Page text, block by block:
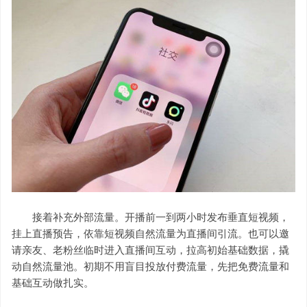
接着补充外部流量。开播前一到两小时发布垂直短视频，
挂上直播预告，依靠短视频自然流量为直播间引流。也可以邀
请亲友、老粉丝临时进入直播间互动，拉高初始基础数据，撬
动自然流量池。初期不用盲目投放付费流量，先把免费流量和
基础互动做扎实。